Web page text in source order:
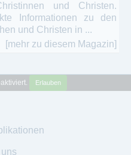
und Christen.
Informationen zu den
und Christen in ...
[mehr zu diesem Magazin]
Erlauben